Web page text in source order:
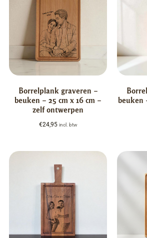
Borrelplank graveren –
beuken – 25 cm x 16 cm –
zelf ontwerpen
€24,95 incl. btw
beuken